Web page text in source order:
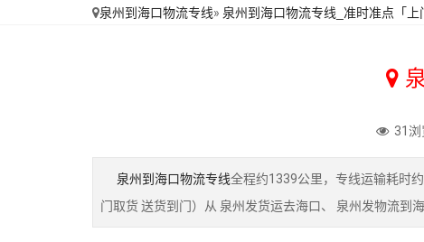
泉州到海口物流专线» 泉州到海口物流专线_准时准点「上
31
泉州到海口物流专线全程约1339公里，专线运输耗时
门取货 送货到门）从 泉州发货运去海口、 泉州发物流到